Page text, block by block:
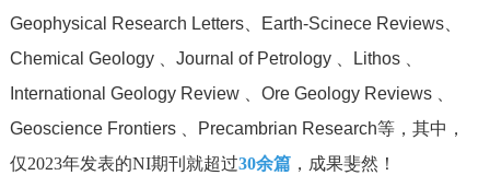
Geophysical Research Letters、Earth-Scinece Reviews、
Chemical Geology 、Journal of Petrology 、Lithos 、
International Geology Review 、Ore Geology Reviews 、
Geoscience Frontiers 、Precambrian Research等，其中，
仅2023年发表的NI期刊就超过30余篇，成果斐然！